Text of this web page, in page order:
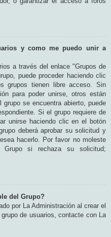
y como me puedo unir a
a través del enlace "Grupos de
puede proceder haciendo clic
grupos tienen libre acceso. Sin
para poder unirse, otros están
se encuentra abierto, puede
Si el grupo requiere de
unirse haciendo clic en el botón
deberá aprobar su solicitud y
hacerlo. Por favor no moleste
Grupo si rechaza su solicitud;
del Grupo?
por La Administración al crear el
de usuarios, contacte con La